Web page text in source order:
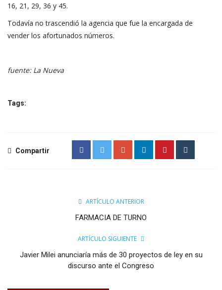
16, 21, 29, 36 y 45.
Todavía no trascendió la agencia que fue la encargada de
vender los afortunados números.
fuente: La Nueva
Tags:
Compartir
ARTÍCULO ANTERIOR
FARMACIA DE TURNO
ARTÍCULO SIGUIENTE
Javier Milei anunciaría más de 30 proyectos de ley en su
discurso ante el Congreso